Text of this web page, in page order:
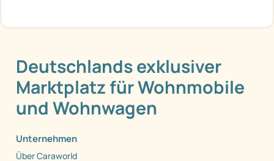
Deutschlands exklusiver
Marktplatz für Wohnmobile
und Wohnwagen
Unternehmen
Über Caraworld